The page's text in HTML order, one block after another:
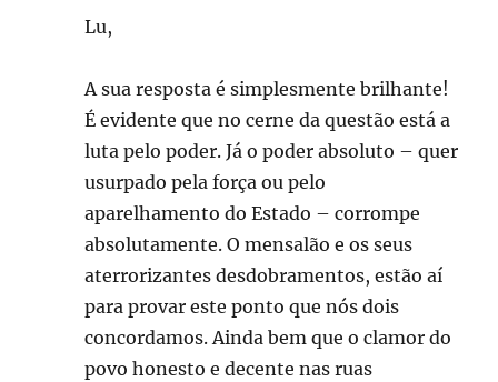
Lu,
A sua resposta é simplesmente brilhante!
É evidente que no cerne da questão está a
luta pelo poder. Já o poder absoluto – quer
usurpado pela força ou pelo
aparelhamento do Estado – corrompe
absolutamente. O mensalão e os seus
aterrorizantes desdobramentos, estão aí
para provar este ponto que nós dois
concordamos. Ainda bem que o clamor do
povo honesto e decente nas ruas